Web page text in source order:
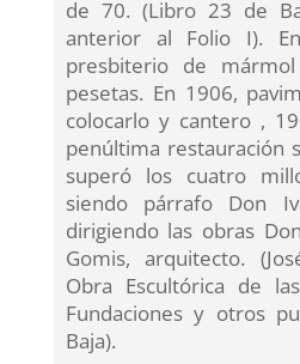
de 70. (Libro 23 de
anterior al Folio I).
presbiterio de
pesetas. En 1906,
colocarlo y cantero ,
penúltima restauración
superó los cuatro
siendo párrafo Don
dirigiendo las obras
Gomis, arquitecto.
Obra Escultórica de
Fundaciones y otros
Baja).